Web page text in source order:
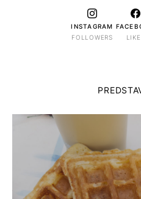
INSTAGRAM
FOLLOWERS